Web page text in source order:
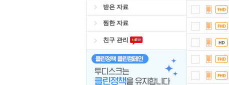
받은 자료
찜한 자료
친구 관리